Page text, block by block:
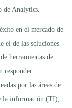
de Analytics.
en el mercado de
el de las soluciones
herramientas de
responder
por las áreas de
la información (TI),